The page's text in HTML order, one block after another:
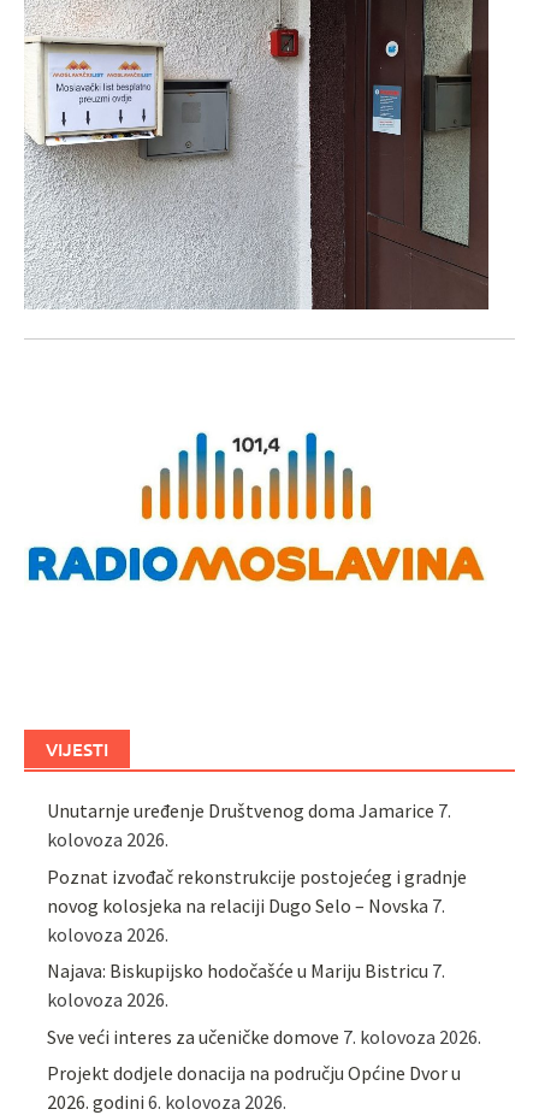
VIJESTI
Unutarnje uređenje Društvenog doma Jamarice 7.
kolovoza 2026.
Poznat izvođač rekonstrukcije postojećeg i gradnje
novog kolosjeka na relaciji Dugo Selo – Novska 7.
kolovoza 2026.
Najava: Biskupijsko hodočašće u Mariju Bistricu 7.
kolovoza 2026.
Sve veći interes za učeničke domove 7. kolovoza 2026.
Projekt dodjele donacija na području Općine Dvor u
2026. godini 6. kolovoza 2026.